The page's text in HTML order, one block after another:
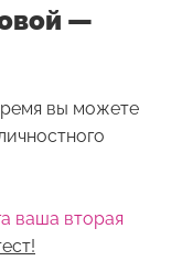
—
вы можете
ваша вторая